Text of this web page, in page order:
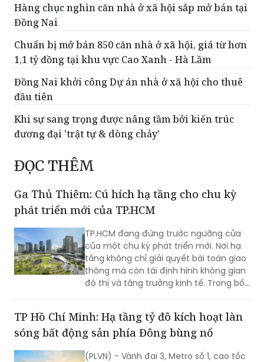
Hàng chục nghìn căn nhà ở xã hội sắp mở bán tại
Đồng Nai
Chuẩn bị mở bán 850 căn nhà ở xã hội, giá từ hơn
1,1 tỷ đồng tại khu vực Cao Xanh - Hà Lầm
Đồng Nai khởi công Dự án nhà ở xã hội cho thuê
đầu tiên
Khi sự sang trọng được nâng tầm bởi kiến trúc
đương đại 'trật tự & dòng chảy'
ĐỌC THÊM
Ga Thủ Thiêm: Cú hích hạ tầng cho chu kỳ
phát triển mới của TP.HCM
TP.HCM đang đứng trước ngưỡng cửa
của một chu kỳ phát triển mới. Nơi hạ
tầng không chỉ giải quyết bài toán giao
thông mà còn tái định hình không gian
đô thị và tăng trưởng kinh tế. Trong bối
kỳ vọng sẽ trở thành cú hích cho một
cực tăng trưởng mới của thành phố.
TP Hồ Chí Minh: Hạ tầng tỷ đô kích hoạt làn
sóng bất động sản phía Đông bùng nổ
(PLVN) - Vành đai 3, Metro số 1, cao tốc